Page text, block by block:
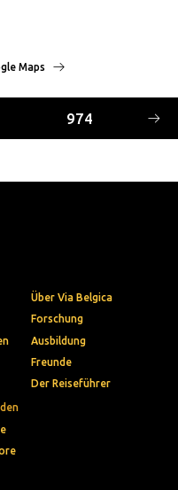
Maps
974
Über Via Belgica
Forschung
Ausbildung
Freunde
Der Reiseführer